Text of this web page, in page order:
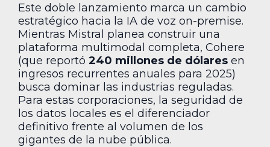
Este doble lanzamiento marca un cambio
estratégico hacia la IA de voz on-premise.
Mientras Mistral planea construir una
plataforma multimodal completa, Cohere
(que reportó 240 millones de dólares en
ingresos recurrentes anuales para 2025)
busca dominar las industrias reguladas.
Para estas corporaciones, la seguridad de
los datos locales es el diferenciador
definitivo frente al volumen de los
gigantes de la nube pública.